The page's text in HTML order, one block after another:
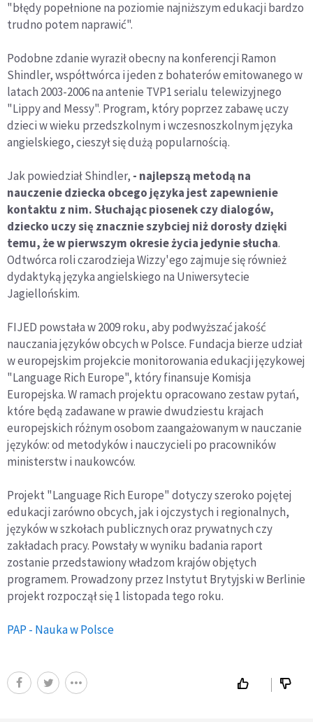
"błędy popełnione na poziomie najniższym edukacji bardzo
trudno potem naprawić".
Podobne zdanie wyraził obecny na konferencji Ramon
Shindler, współtwórca i jeden z bohaterów emitowanego w
latach 2003-2006 na antenie TVP1 serialu telewizyjnego
"Lippy and Messy". Program, który poprzez zabawę uczy
dzieci w wieku przedszkolnym i wczesnoszkolnym języka
angielskiego, cieszył się dużą popularnością.
Jak powiedział Shindler, - najlepszą metodą na
nauczenie dziecka obcego języka jest zapewnienie
kontaktu z nim. Słuchając piosenek czy dialogów,
dziecko uczy się znacznie szybciej niż dorosły dzięki
temu, że w pierwszym okresie życia jedynie słucha.
Odtwórca roli czarodzieja Wizzy'ego zajmuje się również
dydaktyką języka angielskiego na Uniwersytecie
Jagiellońskim.
FIJED powstała w 2009 roku, aby podwyższać jakość
nauczania języków obcych w Polsce. Fundacja bierze udział
w europejskim projekcie monitorowania edukacji językowej
"Language Rich Europe", który finansuje Komisja
Europejska. W ramach projektu opracowano zestaw pytań,
które będą zadawane w prawie dwudziestu krajach
europejskich różnym osobom zaangażowanym w nauczanie
języków: od metodyków i nauczycieli po pracowników
ministerstw i naukowców.
Projekt "Language Rich Europe" dotyczy szeroko pojętej
edukacji zarówno obcych, jak i ojczystych i regionalnych,
języków w szkołach publicznych oraz prywatnych czy
zakładach pracy. Powstały w wyniku badania raport
zostanie przedstawiony władzom krajów objętych
programem. Prowadzony przez Instytut Brytyjski w Berlinie
projekt rozpoczął się 1 listopada tego roku.
PAP - Nauka w Polsce